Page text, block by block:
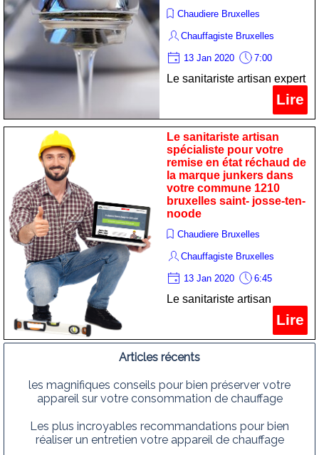
Chaudiere Bruxelles
Chauffagiste Bruxelles
13 Jan 2020 7:00
Le sanitariste artisan expert
pour votre maintenance
chauffe-eau de la marque
acv dans votre commune
1210 bruxelles saint- josse-
ten-noode
Lire
Le sanitariste artisan
spécialiste pour votre
remise en état réchaud de
la marque junkers dans
votre commune 1210
bruxelles saint- josse-ten-
noode
Chaudiere Bruxelles
Chauffagiste Bruxelles
13 Jan 2020 6:45
Le sanitariste artisan
remise en état réchaud de
la marque junkers dans
bruxelles saint- josse-ten-
noode
Lire
Articles récents
les magnifiques conseils pour bien préserver votre
appareil sur votre consommation de chauffage
Les plus incroyables recommandations pour bien
réaliser un entretien votre appareil de chauffage